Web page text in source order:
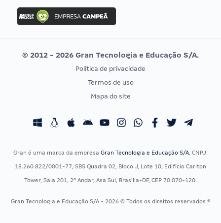
Concurso Ibama
Concurso MPU
Editais publicados
Vunesp
CONCURSOS POR PROFISSÃO
Concursos Fiscais
Concursos Saúde
Residência Multiprofissional
EXAME DE ORDEM
Calendário OAB
© 2012 - 2026 Gran Tecnologia e Educação S/A.
Política de privacidade
Termos de uso
Mapa do site
Gran é uma marca da empresa Gran Tecnologia e Educação S/A, CNPJ:
18.260.822/0001-77, SBS Quadra 02, Bloco J, Lote 10, Edifício Carlton
Tower, Sala 201, 2º Andar, Asa Sul, Brasília-DF, CEP 70.070-120.
Gran Tecnologia e Educação S/A - 2026 © Todos os direitos reservados ®